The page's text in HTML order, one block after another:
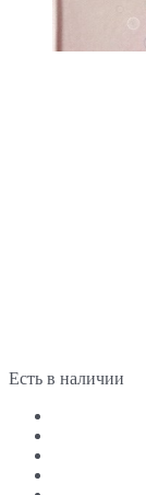
Есть в наличии